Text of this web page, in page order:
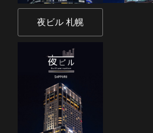
夜ビル 札幌